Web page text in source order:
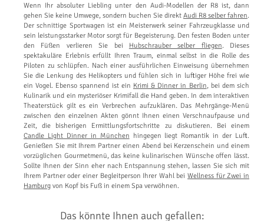
Wenn Ihr absoluter Liebling unter den Audi-Modellen der R8 ist, dann
gehen Sie keine Umwege, sondern buchen Sie direkt Audi R8 selber fahren.
Der schnittige Sportwagen ist ein Meisterwerk seiner Fahrzeugklasse und
sein leistungsstarker Motor sorgt für Begeisterung. Den festen Boden unter
den Füßen verlieren Sie bei Hubschrauber selber fliegen. Dieses
spektakuläre Erlebnis erfüllt Ihren Traum, einmal selbst in die Rolle des
Piloten zu schlüpfen. Nach einer ausführlichen Einweisung übernehmen
Sie die Lenkung des Helikopters und fühlen sich in luftiger Höhe frei wie
ein Vogel. Ebenso spannend ist ein Krimi & Dinner in Berlin, bei dem sich
Kulinarik und ein mysteriöser Krimifall die Hand geben. In dem interaktiven
Theaterstück gilt es ein Verbrechen aufzuklären. Das Mehrgänge-Menü
zwischen den einzelnen Akten gönnt Ihnen einen Verschnaufpause und
Zeit, die bisherigen Ermittlungsfortschritte zu diskutieren. Bei einem
Candle Light Dinner in München hingegen liegt Romantik in der Luft.
Genießen Sie mit Ihrem Partner einen Abend bei Kerzenschein und einem
vorzüglichen Gourmetmenü, das keine kulinarischen Wünsche offen lässt.
Sollte Ihnen der Sinn eher nach Entspannung stehen, lassen Sie sich mit
Ihrem Partner oder einer Begleitperson Ihrer Wahl beiWellness für Zwei in
Hamburg von Kopf bis Fuß in einem Spa verwöhnen.
Das könnte Ihnen auch gefallen: